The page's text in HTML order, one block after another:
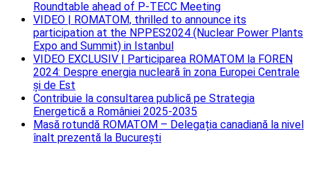
Roundtable ahead of P-TECC Meeting
VIDEO | ROMATOM, thrilled to announce its
participation at the NPPES2024 (Nuclear Power Plants
Expo and Summit) in Istanbul
VIDEO EXCLUSIV | Participarea ROMATOM la FOREN
2024: Despre energia nucleară în zona Europei Centrale
și de Est
Contribuie la consultarea publică pe Strategia
Energetică a României 2025-2035
Masă rotundă ROMATOM – Delegația canadiană la nivel
înalt prezentă la București